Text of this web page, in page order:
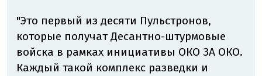
"Это первый из десяти Пульстронов,
которые получат Десантно-штурмовые
войска в рамках инициативы ОКО ЗА ОКО.
Каждый такой комплекс разведки и